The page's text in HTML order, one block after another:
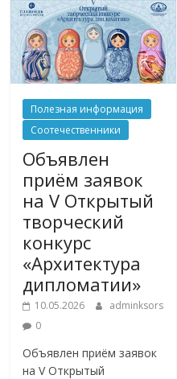
Полезная информация
Соотечественники
Объявлен
приём заявок
на V Открытый
творческий
конкурс
«Архитектура
дипломатии»
10.05.2026
adminksors
0
Объявлен приём заявок
на V Открытый